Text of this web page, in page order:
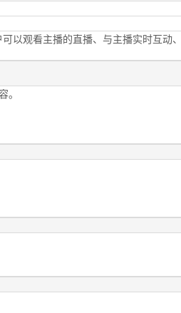
以观看主播的直播、与主播实时互动